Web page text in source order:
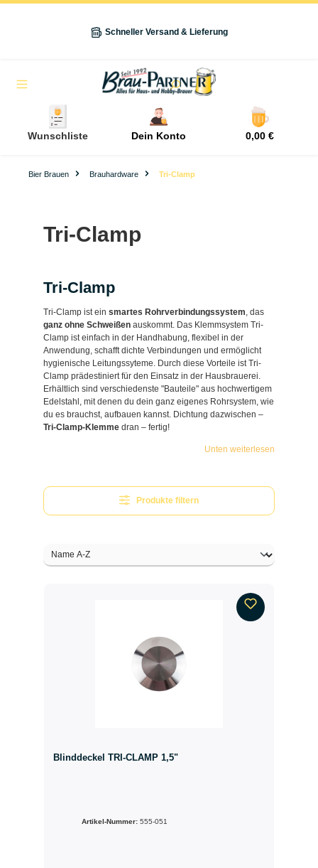
Schneller Versand & Lieferung
Wunschliste Dein Konto 0,00 €
Bier Brauen Brauhardware Tri-Clamp
Tri-Clamp
Tri-Clamp
Tri-Clamp ist ein smartes Rohrverbindungssystem, das
ganz ohne Schweißen auskommt. Das Klemmsystem Tri-
Clamp ist einfach in der Handhabung, flexibel in der
Anwendung, schafft dichte Verbindungen und ermöglicht
hygienische Leitungssyteme. Durch diese Vorteile ist Tri-
Clamp prädestiniert für den Einsatz in der Hausbrauerei.
Erhältlich sind verschiedenste "Bauteile" aus hochwertigem
Edelstahl, mit denen du dein ganz eigenes Rohrsystem, wie
du es brauchst, aufbauen kannst. Dichtung dazwischen –
Tri-Clamp-Klemme dran – fertig!
Unten weiterlesen
Produkte filtern
Blinddeckel TRI-CLAMP 1,5"
Artikel-Nummer: 555-051